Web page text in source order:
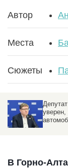
Автор
Места
Сюжеты
уверен,
В Горно-